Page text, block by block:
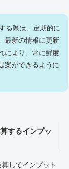
る際は、定期的に
最新の情報に更新
により、常に鮮度
案ができるように
するインプッ
してインプット